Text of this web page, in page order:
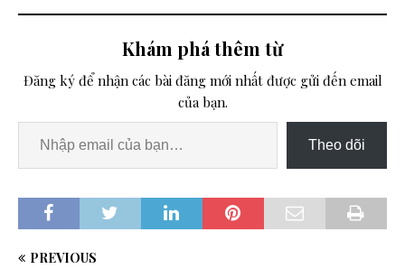
Khám phá thêm từ
Đăng ký để nhận các bài đăng mới nhất được gửi đến email
của bạn.
Theo dõi
PREVIOUS